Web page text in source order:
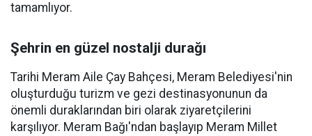
tamamlıyor.
Şehrin en güzel nostalji durağı
Tarihi Meram Aile Çay Bahçesi, Meram Belediyesi'nin
oluşturduğu turizm ve gezi destinasyonunun da
önemli duraklarından biri olarak ziyaretçilerini
karşılıyor. Meram Bağı'ndan başlayıp Meram Millet